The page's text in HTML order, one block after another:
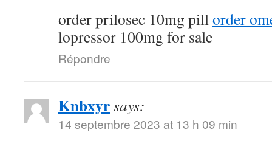
order prilosec 10mg pillorder
lopressor 100mg for sale
Répondre
Knbxyrsays:
14 septembre 2023 at 13 h 09 min